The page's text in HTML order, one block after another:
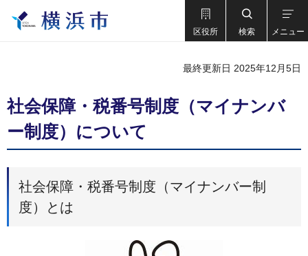
区役所 検索 メニュー
最終更新日 2025年12月5日
社会保障・税番号制度（マイナンバ
ー制度）について
社会保障・税番号制度（マイナンバー制
度）とは